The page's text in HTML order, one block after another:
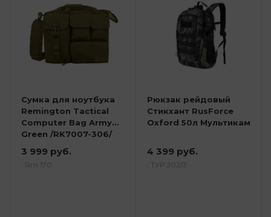
Сумка для ноутбука
Remington Tactical
Computer Bag Army
Green /RK7007-306/
3 999 руб.
: Rm 170
Рюкзак рейдовый
Стикхант RusForce
Oxford 50л Мультикам
4 399 руб.
: ТУР 202/3